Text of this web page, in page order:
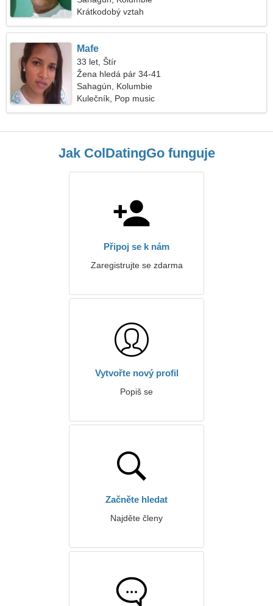
Krátkodobý vztah
Mafe
33 let, Štír
Žena hledá pár 34-41
Sahagún, Kolumbie
Kulečník, Pop music
Jak ColDatingGo funguje
Připoj se k nám
Zaregistrujte se zdarma
Vytvořte nový profil
Popiš se
Začněte hledat
Najděte členy